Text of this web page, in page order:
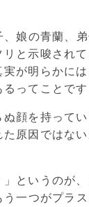
娘の青蘭、
と示唆され
が明らかに
ってことです
顔を持って
原因ではな
というのが
一つがプラス